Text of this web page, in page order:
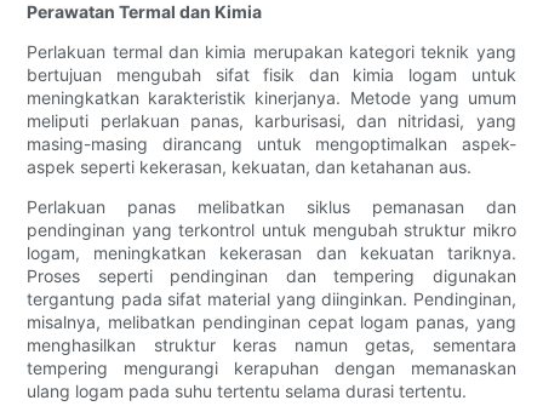
Perawatan Termal dan Kimia
Perlakuan termal dan kimia merupakan kategori teknik yang
bertujuan mengubah sifat fisik dan kimia logam untuk
meningkatkan karakteristik kinerjanya. Metode yang umum
meliputi perlakuan panas, karburisasi, dan nitridasi, yang
masing-masing dirancang untuk mengoptimalkan aspek-
aspek seperti kekerasan, kekuatan, dan ketahanan aus.
Perlakuan panas melibatkan siklus pemanasan dan
pendinginan yang terkontrol untuk mengubah struktur mikro
logam, meningkatkan kekerasan dan kekuatan tariknya.
Proses seperti pendinginan dan tempering digunakan
tergantung pada sifat material yang diinginkan. Pendinginan,
misalnya, melibatkan pendinginan cepat logam panas, yang
menghasilkan struktur keras namun getas, sementara
tempering mengurangi kerapuhan dengan memanaskan
ulang logam pada suhu tertentu selama durasi tertentu.